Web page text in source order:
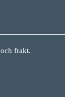
frakt.